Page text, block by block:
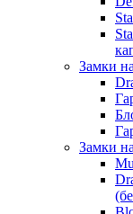
Замки
Замки